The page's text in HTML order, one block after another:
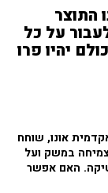
התוצר
"צריך לעבור על כל
יהיו פרו
אונו, שוחח
במשק ועל
האם אפשר